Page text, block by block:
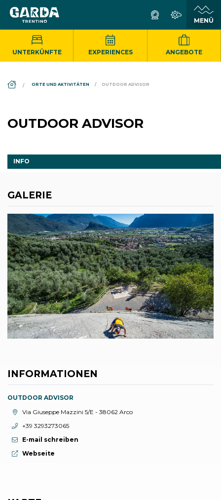
UNTERKÜNFTE EXPERIENCES ANGEBOTE
ORTE UND AKTIVITÄTEN OUTDOOR ADVISOR
OUTDOOR ADVISOR
INFO
GALERIE
INFORMATIONEN
OUTDOOR ADVISOR
aria.location:
Via Giuseppe Mazzini 5/E - 38062 Arco
aria.phone:
+39 3293273065
E-mail schreiben
aria.website:
Webseite